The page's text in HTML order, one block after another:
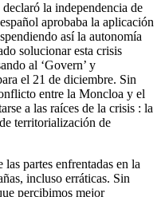
la independencia de
aprobaba la aplicación
así la autonomía
solucionar esta crisis
al ‘Govern’ y
el 21 de diciembre. Sin
entre la Moncloa y el
a las raíces de la crisis : la
territorialización de
partes enfrentadas en la
incluso erráticas. Sin
percibimos mejor